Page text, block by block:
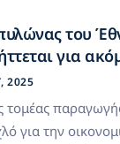
του
για
2025
για την